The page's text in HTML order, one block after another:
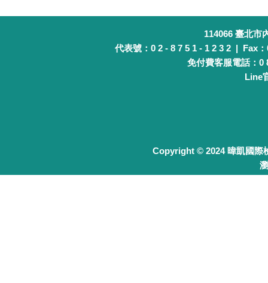
114066 臺北市
代表號：0 2 - 8 7 5 1 - 1 2 3 2 | Fax
免付費客服電話：0
Line
Copyright © 2024 暐凱國際